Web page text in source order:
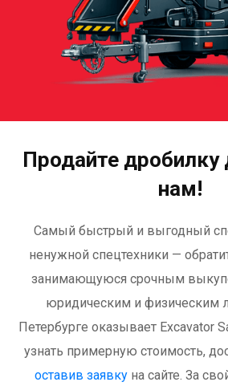
Продайте дробилку
нам!
Самый быстрый и выгодный
ненужной спецтехники —
занимающуюся срочным
юридическим и физическим
Петербурге оказывает Excavator
узнать примерную стоимость,
оставив заявку на сайте. За